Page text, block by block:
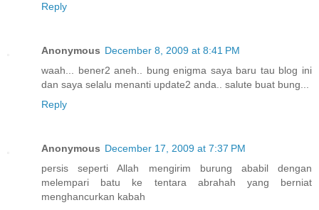
Reply
Anonymous December 8, 2009 at 8:41 PM
waah... bener2 aneh.. bung enigma saya baru tau blog ini
dan saya selalu menanti update2 anda.. salute buat bung...
Reply
Anonymous December 17, 2009 at 7:37 PM
persis seperti Allah mengirim burung ababil dengan
melempari batu ke tentara abrahah yang berniat
menghancurkan kabah